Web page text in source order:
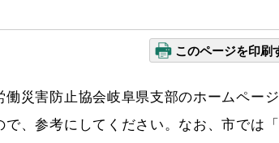
このページを印刷
災害防止協会岐阜県支部のホームページ
、参考にしてください。なお、市では